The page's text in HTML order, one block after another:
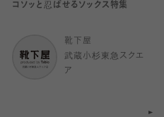
コソッと忍ばせるソックス特集
靴下屋
武蔵小杉東急スクエ
ア